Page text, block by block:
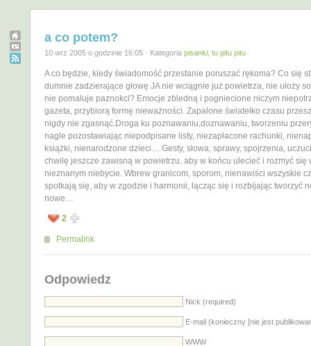
a co potem?
10 wrz 2005 o godzinie 16:05 · Kategoria pisanki, tu pitu pitu
A co będzie, kiedy świadomość przestanie poruszać rękoma? Co się
dumnie zadzierające głowę JA nie wciągnie już powietrza, nie ułoży
nie pomaluje paznokci? Emocje zbledną i pogniecione niczym
gazeta, przybiorą formę nieważności. Zapalone światełko czasu
nigdy nie zgasnąć.Droga ku poznawaniu,doznawaniu, tworzeniu
nagle pozostawiając niepodpisane listy, niezapłacone rachunki,
książki, nienarodzone dzieci… Gesty, słowa, sprawy, spojrzenia,
chwilę jeszcze zawisną w powietrzu, aby w końcu ulecieć i rozmyć się
nieznanym niebycie. Wbrew granicom, sporom, nienawiści wszyskie
spotkają się, aby w zgodzie i harmonii, łącząc się i rozbijając tworzyć
nowe…
2
Permalink
Odpowiedz
Nick (required)
E-mail (konieczny [nie jest
WWW